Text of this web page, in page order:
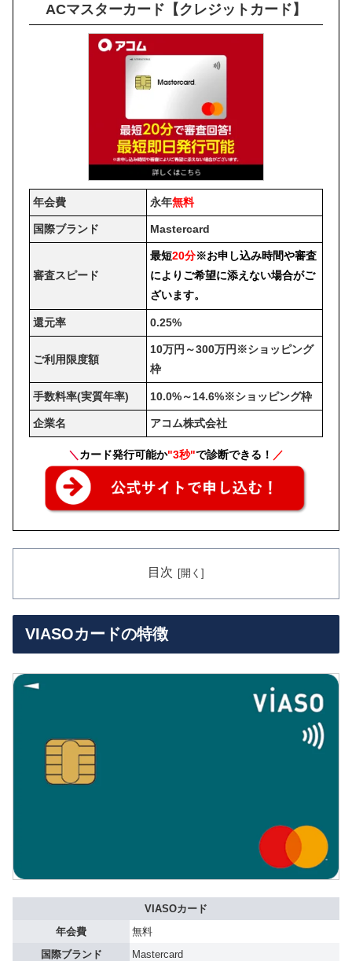
ACマスターカード【クレジットカード】
年会費 永年無料
国際ブランド Mastercard
審査スピード
最短20分※お申し込み時間や審査
によりご希望に添えない場合がご
ざいます。
還元率 0.25%
ご利用限度額
10万円～300万円※ショッピング
枠
手数料率(実質年率) 10.0%～14.6%※ショッピング枠
企業名 アコム株式会社
＼ カード発行可能か"3秒"で診断できる！ ／
目次
VIASOカードの特徴
VIASOカード
年会費
無料
国際ブランド
Mastercard